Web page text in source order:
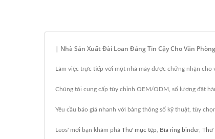
| Nhà Sản Xuất Đài Loan Đáng Tin Cậy Cho Văn
Làm việc trực tiếp với một nhà máy được chứng nhận
Chúng tôi cung cấp tùy chỉnh OEM/ODM, số lượng đặt
Yêu cầu báo giá nhanh với bảng thông số kỹ thuật, tùy
Leos' mời bạn khám phá Thư mục tệp Bìa ring binder, Thư